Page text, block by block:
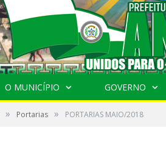
O MUNICÍPIO GOVERNO
» Portarias » PORTARIAS MAIO/2018